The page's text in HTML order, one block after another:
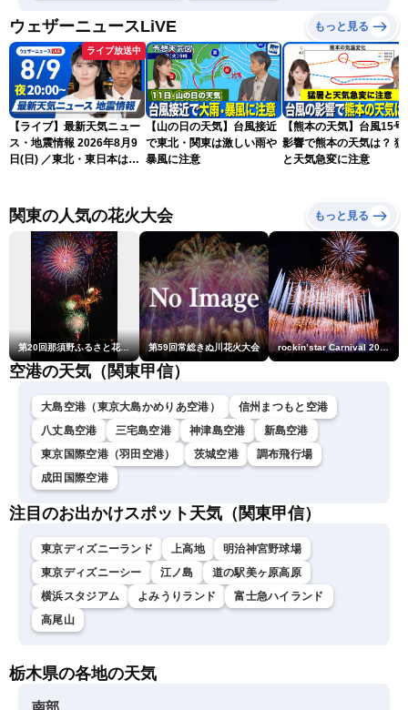
ウェザーニュースLiVE もっと見る
ライブ放送中
【ライブ】最新天気ニュー
ス・地震情報 2026年8月9
日(日) ／東北・東日本は急
衣／芳野達郎〉
【山の日の天気】台風接近
で東北・関東は激しい雨や
暴風に注意
【熊本の天気】台風15号
影響で熊本の天気は？ 猛
と天気急変に注意
関東の人気の花火大会 もっと見る
第20回那須野ふるさと花火大会 第59回常総きぬ川花火大会
空港の天気（関東甲信）
大島空港（東京大島かめりあ空港）
信州まつもと空港
八丈島空港
三宅島空港 神津島空港
新島空港
東京国際空港（羽田空港）
茨城空港
調布飛行場
成田国際空港
注目のお出かけスポット天気（関東甲信）
東京ディズニーランド 上高地
明治神宮野球場
東京ディズニーシー
江ノ島
道の駅美ヶ原高原
横浜スタジアム
よみうりランド
富士急ハイランド
高尾山
栃木県の各地の天気
南部